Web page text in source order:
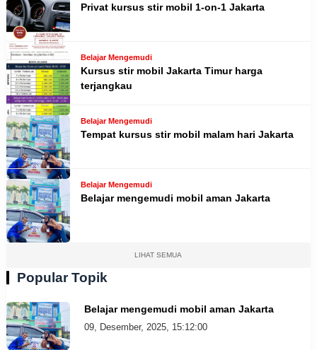
Privat kursus stir mobil 1-on-1 Jakarta
Belajar Mengemudi
Kursus stir mobil Jakarta Timur harga
terjangkau
Belajar Mengemudi
Tempat kursus stir mobil malam hari Jakarta
Belajar Mengemudi
Belajar mengemudi mobil aman Jakarta
LIHAT SEMUA
Popular Topik
Belajar mengemudi mobil aman Jakarta
09, Desember, 2025, 15:12:00